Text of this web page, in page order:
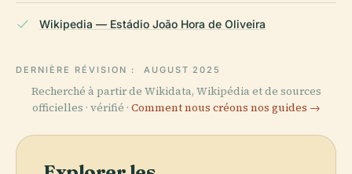
Wikipedia — Estádio João Hora de Oliveira
DERNIÈRE RÉVISION : AUGUST 2025
Recherché à partir de Wikidata, Wikipédia et de sources
officielles · vérifié · Comment nous créons nos guides →